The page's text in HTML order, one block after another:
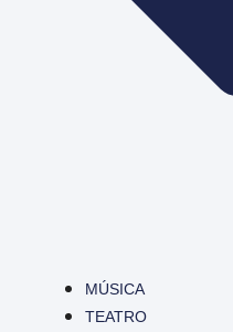
MÚSICA
TEATRO